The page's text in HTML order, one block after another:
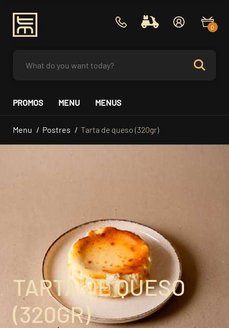
0
PROMOS MENU MENUS
Menu Postres Tarta de queso (320gr)
TARTA DE QUESO
(320GR)